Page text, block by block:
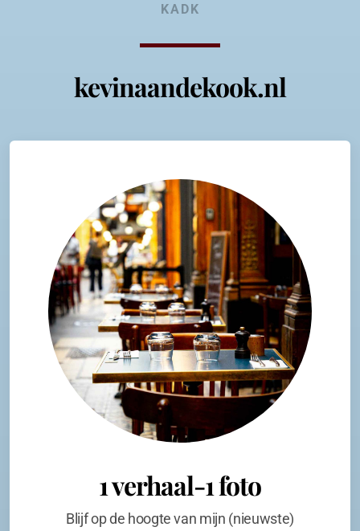
KADK
kevinaandekook.nl
1 verhaal-1 foto
Blijf op de hoogte van mijn (nieuwste)